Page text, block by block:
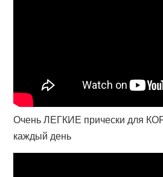
Очень ЛЕГКИЕ прически для
каждый день